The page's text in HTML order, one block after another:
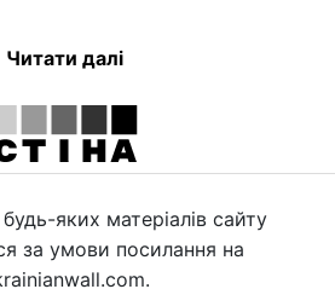
Читати далі
яких матеріалів сайту
за умови посилання на